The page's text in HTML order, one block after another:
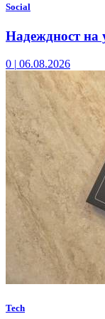
Social
Надеждност на
0 | 06.08.2026
Tech